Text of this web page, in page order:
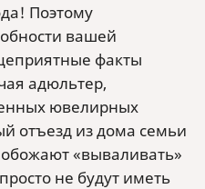
Поэтому
вашей
факты
адюльтер,
ювелирных
отъезд из дома семьи
«вываливать»
не будут иметь